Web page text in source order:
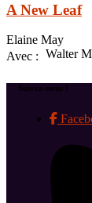
A New Leaf
Elaine May
Avec : Walter
Suivez-nous !